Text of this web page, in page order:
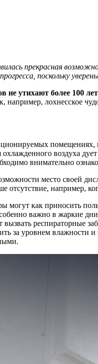
прекрасная
поскольку
не утихают более 100 лет
например, лохнесское
охлажденного воздуха
внимательно
место своей
например,
могут как приносить
важно в жаркие
респираторные
за уровнем влажности